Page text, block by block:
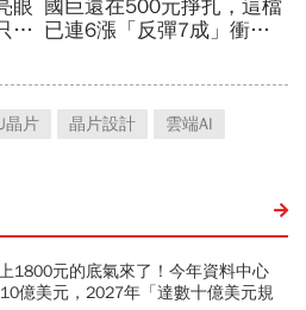
晶片 晶片設計 雲端AI
1800元的底氣來了！今年資料中心
億美元，2027年「達數十億美元規